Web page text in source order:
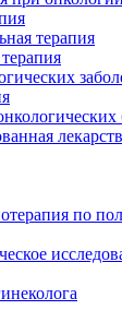
терапия
по